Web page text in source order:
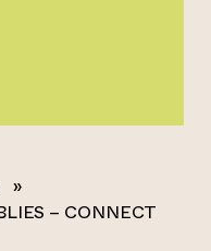
»
– CONNECT